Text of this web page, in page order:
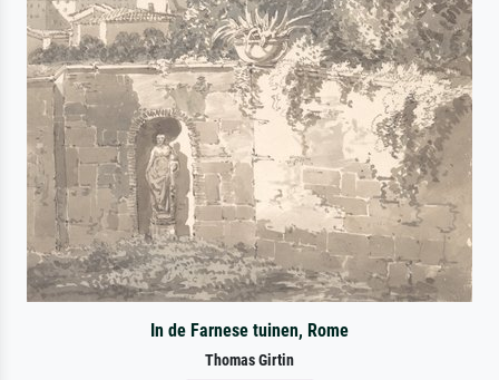
In de Farnese tuinen, Rome
Thomas Girtin